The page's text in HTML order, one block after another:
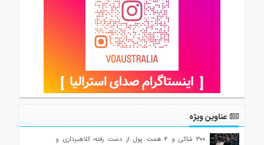
عناوین ویژه
۳۰۰ شاکی و ۴ همت پول از دست رفته؛ کلاهبرداری و